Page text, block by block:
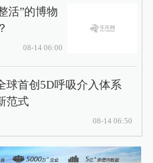
活”的博物
08-14 06:00
球首创5D呼吸介入体系
范式
08-14 06:50